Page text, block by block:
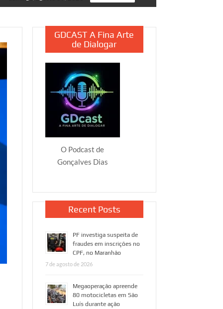
GDCAST A Fina Arte
de Dialogar
O Podcast de
Gonçalves Dias
Recent Posts
PF investiga suspeita de
fraudes em inscrições no
CPF, no Maranhão
7 de agosto de 2026
Megaoperação apreende
80 motocicletas em São
Luís durante ação